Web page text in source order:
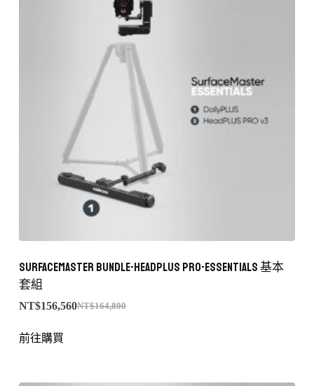
SurfaceMaster Bundle-HeadPLUS PRO-Essentials 基本
套組
NT$164,800
NT$156,560
前往購買